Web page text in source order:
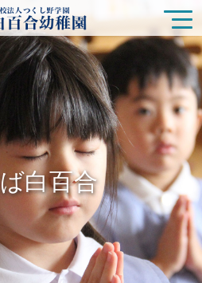
の特色
幼稚園の生活
ろば白百合
をご検討の方
園児クラス
園の皆様
着情報
白百合